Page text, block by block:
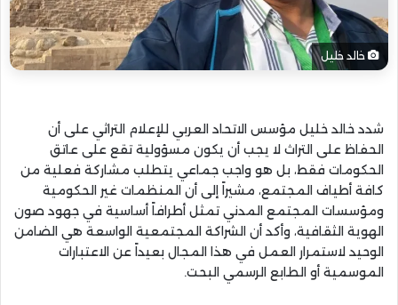
خالد خليل
شدد خالد خليل مؤسس الاتحاد العربي للإعلام التراثي على أن
الحفاظ على التراث لا يجب أن يكون مسؤولية تقع على عاتق
الحكومات فقط، بل هو واجب جماعي يتطلب مشاركة فعلية من
كافة أطياف المجتمع، مشيراً إلى أن المنظمات غير الحكومية
ومؤسسات المجتمع المدني تمثل أطرافاً أساسية في جهود صون
الهوية الثقافية، وأكد أن الشراكة المجتمعية الواسعة هي الضامن
الوحيد لاستمرار العمل في هذا المجال بعيداً عن الاعتبارات
الموسمية أو الطابع الرسمي البحت.